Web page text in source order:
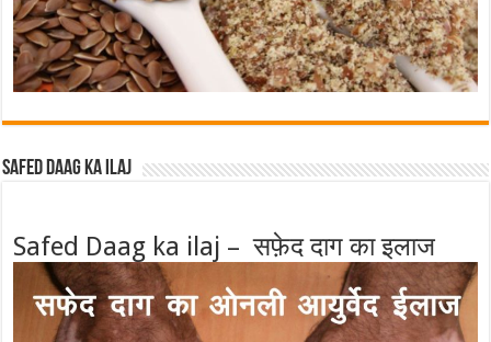
Safed Daag ka ilaj
Safed Daag ka ilaj – सफ़ेद दाग का इलाज